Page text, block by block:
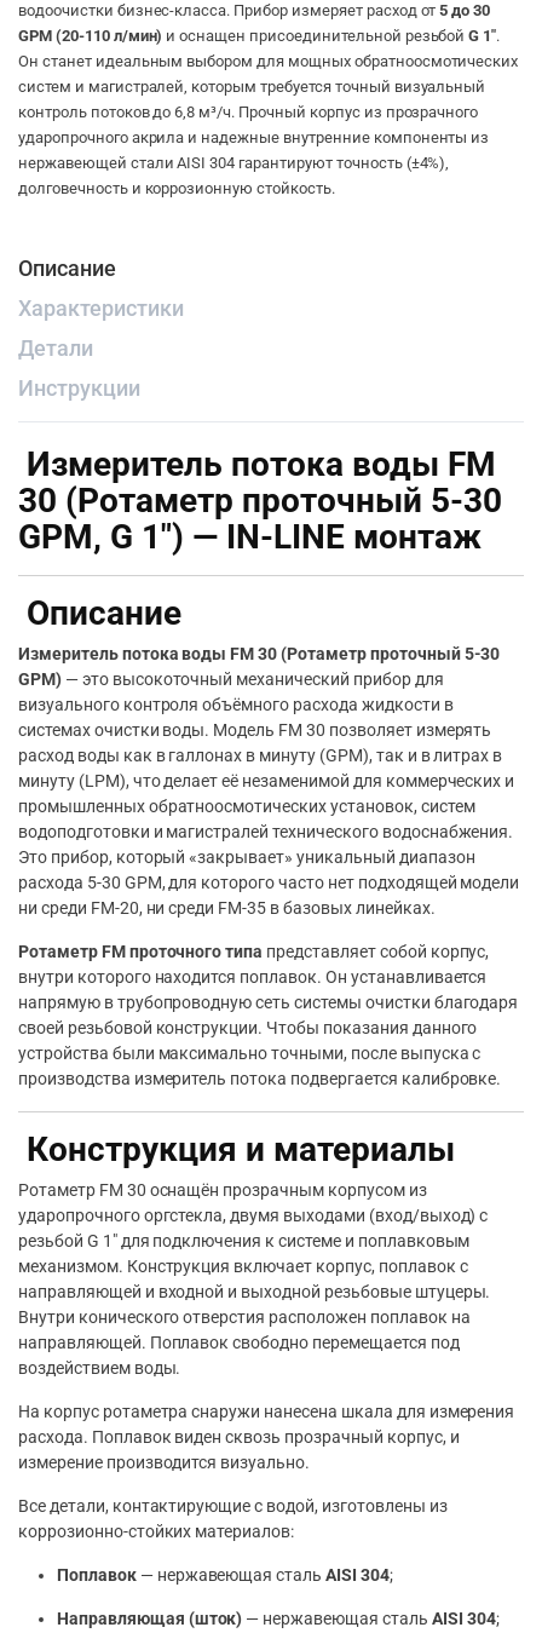
водоочистки бизнес-класса. Прибор измеряет расход от5 до 30
GPM (20-110 л/мин) и оснащен присоединительной резьбойG 1″.
Он станет идеальным выбором для мощных обратноосмотических
систем и магистралей, которым требуется точный визуальный
контроль потоков до 6,8 м³/ч. Прочный корпус из прозрачного
ударопрочного акрила и надежные внутренние компоненты из
нержавеющей стали AISI 304 гарантируют точность (±4%),
долговечность и коррозионную стойкость.
Описание
Характеристики
Детали
Инструкции
Измеритель потока воды FM
30 (Ротаметр проточный 5-30
GPM, G 1″) — IN-LINE монтаж
Описание
Измеритель потока воды FM 30 (Ротаметр проточный 5-30
GPM)— это высокоточный механический прибор для
визуального контроля объёмного расхода жидкости в
системах очистки воды. Модель FM 30 позволяет измерять
расход воды как в галлонах в минуту (GPM), так и в литрах в
минуту (LPM), что делает её незаменимой для коммерческих и
промышленных обратноосмотических установок, систем
водоподготовки и магистралей технического водоснабжения.
Это прибор, который «закрывает» уникальный диапазон
расхода 5-30 GPM, для которого часто нет подходящей модели
ни среди FM-20, ни среди FM-35 в базовых линейках.
Ротаметр FM проточного типа представляет собой корпус,
внутри которого находится поплавок. Он устанавливается
напрямую в трубопроводную сеть системы очистки благодаря
своей резьбовой конструкции. Чтобы показания данного
устройства были максимально точными, после выпуска с
производства измеритель потока подвергается калибровке.
Конструкция и материалы
Ротаметр FM 30 оснащён прозрачным корпусом из
ударопрочного оргстекла, двумя выходами (вход/выход) с
резьбой G 1″ для подключения к системе и поплавковым
механизмом. Конструкция включает корпус, поплавок с
направляющей и входной и выходной резьбовые штуцеры.
Внутри конического отверстия расположен поплавок на
направляющей. Поплавок свободно перемещается под
воздействием воды.
На корпус ротаметра снаружи нанесена шкала для измерения
расхода. Поплавок виден сквозь прозрачный корпус, и
измерение производится визуально.
Все детали, контактирующие с водой, изготовлены из
коррозионно-стойких материалов:
Поплавок— нержавеющая стальAISI 304;
Направляющая (шток) — нержавеющая сталь AISI 304;